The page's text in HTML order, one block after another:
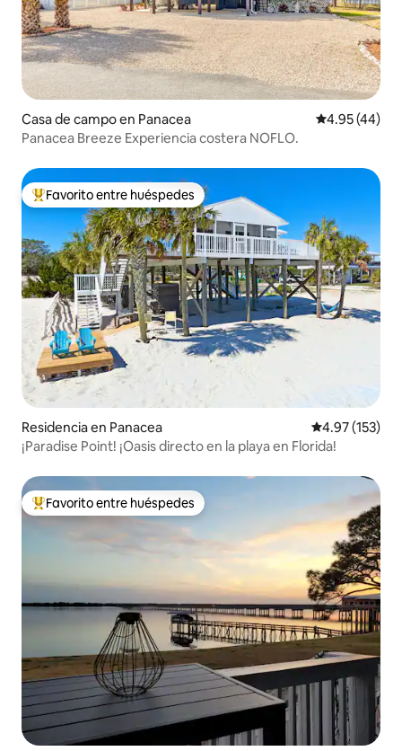
Casa de campo en Panacea Calificación
4.95 (44)
Panacea Breeze Experiencia costera NOFLO.
De los mejores en Favorito entre huéspedes
Favorito entre huéspedes
Residencia en Panacea Calificación
4.97 (153)
¡Paradise Point! ¡Oasis directo en la playa en Florida!
De los mejores en Favorito entre huéspedes
Favorito entre huéspedes